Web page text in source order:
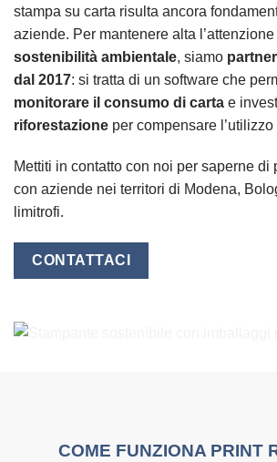
stampa su carta risulta ancora
aziende. Per mantenere alta
sostenibilità ambientale, siamo
dal 2017: si tratta di un software che
monitorare il consumo di carta e
riforestazione per compensare
Mettiti in contatto con noi per saperne di
con aziende nei territori di Modena,
limitrofi.
CONTATTACI
COME FUNZIONA PRINT